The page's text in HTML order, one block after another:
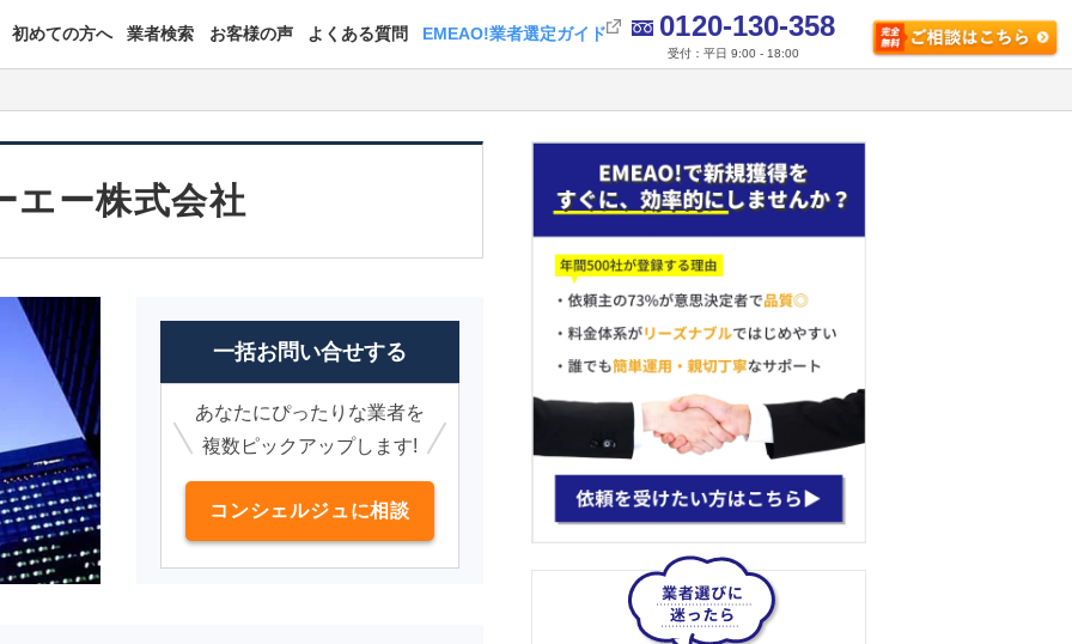
初めての方へ 業者検索 お客様の声 よくある質問 EMEAO!業者選定ガイド 0120-130-358
受付：平日 9:00 - 18:00
ー株式会社
一括お問い合せする
あなたにぴったりな業者を
複数ピックアップします!
コンシェルジュに相談